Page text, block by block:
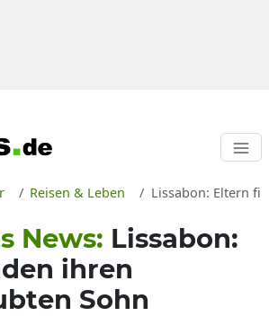
Reisen & Leben Lissabon: Eltern
News: Lissabon:
ihren
Sohn